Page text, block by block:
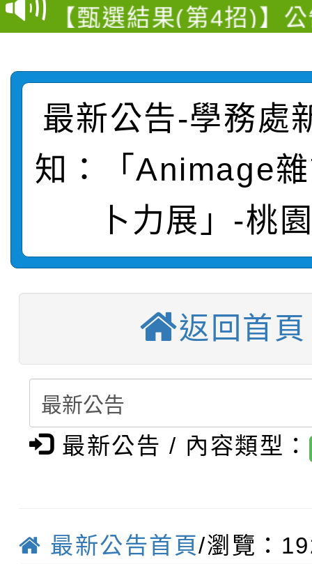
結果(第13招)
結果(第4招)
學年度第1學期第7次代
結果(第12招)
轉知：桃園市115學年
賽及師生本土語及新住
賽實施要點
轉知：「桃園市115學
比賽實施要點」
轉知：「115年金融知
動辦法」
轉知臺中市政府政風處
城市手牽手，綠能透明
畫影片一案
轉知：「115學年度全
劇比賽實施要點」及修
【選舉公告】本校115
評審委員會」及「教師
【甄選結果(第13招)】
學年度第1學期第7次
結果(第13招)
【甄選結果(第5招)】
學年度第1學期第9次代
結果(第5招)
【甄選結果(第4招)】
學年度第1學期第9次代
【甄選結果(第12招)】
學年度第1學期第7次
轉知：桃園市115學年
賽實施要點
比賽實施要點」
轉知：「115年金融知
最新公告-學務處
知：「Animage
卜力展」-桃
返回首頁
最新公告 / 內容類型：
最新公告首頁/瀏覽：